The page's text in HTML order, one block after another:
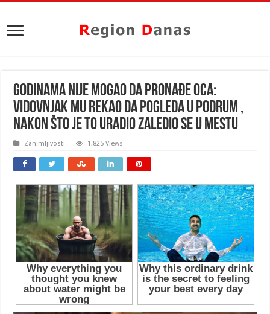
GODINAMA NIJE MOGAO DA PRONAĐE OCA:
Vidovnjak mu rekao da pogleda u podrum ,
nakon što je to uradio ZALEDIO SE U MESTU
Zanimljivosti 1,825 Views